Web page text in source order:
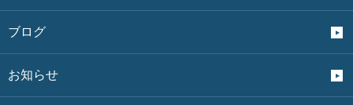
ブログ
お知らせ